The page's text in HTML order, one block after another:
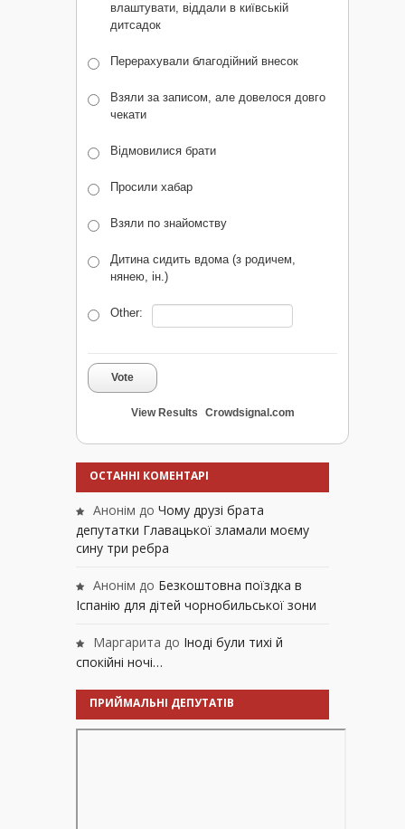
влаштувати, віддали в київській
дитсадок
Перерахували благодійний внесок
Взяли за записом, але довелося довго
чекати
Відмовилися брати
Просили хабар
Взяли по знайомству
Дитина сидить вдома (з родичем,
нянею, ін.)
Other:
Vote
View Results Crowdsignal.com
ОСТАННІ КОМЕНТАРІ
Анонім до Чому друзі брата
депутатки Главацької зламали моєму
сину три ребра
Анонім до Безкоштовна поїздка в
Іспанію для дітей чорнобильської зони
Маргарита до Іноді були тихі й
спокійні ночі…
ПРИЙМАЛЬНІ ДЕПУТАТІВ